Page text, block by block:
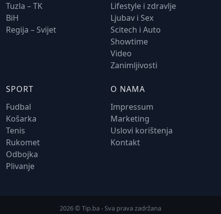
Tuzla – TK
BiH
Regija – Svijet
Lifestyle i zdravlje
Ljubav i Sex
Scitech i Auto
Showtime
Video
Zanimljivosti
SPORT
Fudbal
Košarka
Tenis
Rukomet
Odbojka
Plivanje
O NAMA
Impressum
Marketing
Uslovi korištenja
Kontakt
2026 © Tip.ba - Sva prava zadržana